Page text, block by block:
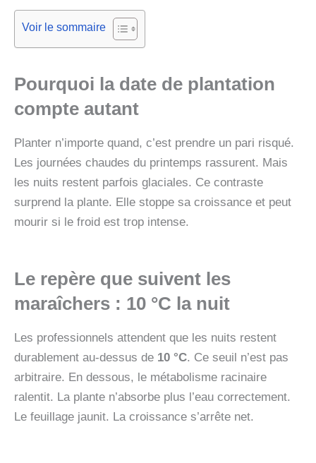
Voir le sommaire
Pourquoi la date de plantation
compte autant
Planter n’importe quand, c’est prendre un pari risqué.
Les journées chaudes du printemps rassurent. Mais
les nuits restent parfois glaciales. Ce contraste
surprend la plante. Elle stoppe sa croissance et peut
mourir si le froid est trop intense.
Le repère que suivent les
maraîchers : 10 °C la nuit
Les professionnels attendent que les nuits restent
durablement au-dessus de 10 °C. Ce seuil n’est pas
arbitraire. En dessous, le métabolisme racinaire
ralentit. La plante n’absorbe plus l’eau correctement.
Le feuillage jaunit. La croissance s’arrête net.